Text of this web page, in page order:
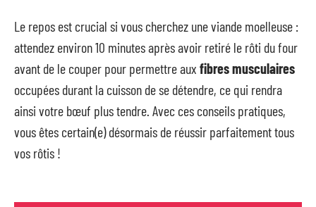
Le repos est crucial si vous cherchez une viande moelleuse :
attendez environ 10 minutes après avoir retiré le rôti du four
avant de le couper pour permettre aux fibres musculaires
occupées durant la cuisson de se détendre, ce qui rendra
ainsi votre bœuf plus tendre. Avec ces conseils pratiques,
vous êtes certain(e) désormais de réussir parfaitement tous
vos rôtis !